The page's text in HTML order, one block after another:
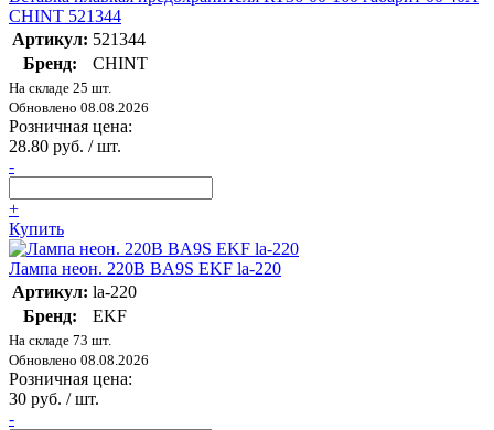
CHINT 521344
Артикул: 521344
Бренд:
CHINT
На складе 25 шт.
Обновлено 08.08.2026
Розничная цена:
28.80 руб. / шт.
-
+
Купить
Лампа неон. 220В BA9S EKF la-220
Артикул: la-220
Бренд:
EKF
На складе 73 шт.
Обновлено 08.08.2026
Розничная цена:
30 руб. / шт.
-